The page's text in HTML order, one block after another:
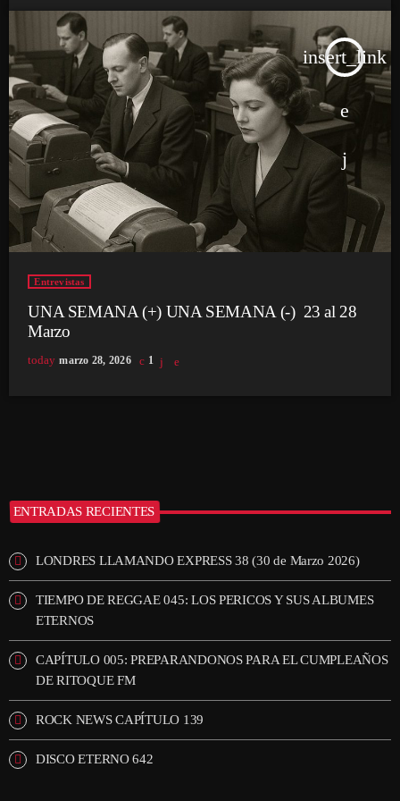
insert_link
Entrevistas
UNA SEMANA (+) UNA SEMANA (-) 23 al 28
Marzo
today marzo 28, 2026 1
ENTRADAS RECIENTES
LONDRES LLAMANDO EXPRESS 38 (30 de Marzo 2026)
TIEMPO DE REGGAE 045: LOS PERICOS Y SUS ALBUMES
ETERNOS
CAPÍTULO 005: PREPARANDONOS PARA EL CUMPLEAÑOS
DE RITOQUE FM
ROCK NEWS CAPÍTULO 139
DISCO ETERNO 642